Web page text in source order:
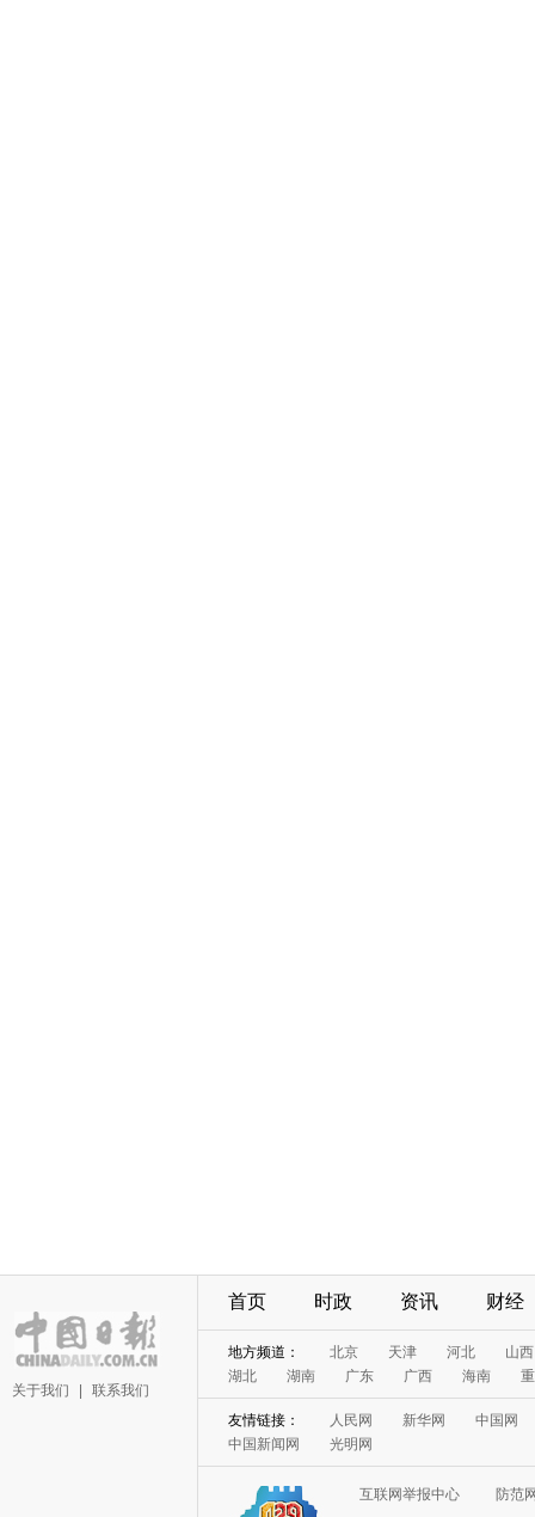
关于我们 联系我们
首页 时政 资讯 财经
地方频道： 北京 天津 河北
山西
湖北
湖南 广东 广西 海南
友情链接： 人民网 新华网
中国网
中国新闻网
光明网
互联网举报中心
防范